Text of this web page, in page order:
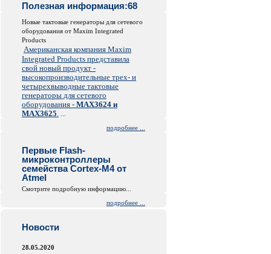
Полезная информация:68
Новые тактовые генераторы для сетевого
оборудования от Maxim Integrated
Products
Американская компания Maxim
Integrated Products представила
свой новый продукт -
высокопроизводительные трех- и
четырехвыводные тактовые
генераторы для сетевого
оборудования - MAX3624 и
MAX3625.
подробнее ...
Первые Flash-
микроконтроллеры
семейства Cortex-M4 от
Atmel
Смотрите подробную информацию...
подробнее ...
Новости
28.05.2020